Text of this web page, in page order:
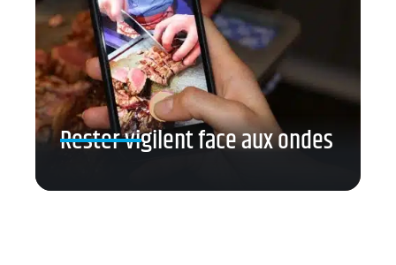
Rester vigilent face aux ondes